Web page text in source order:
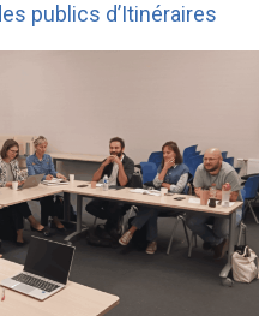
publics d’Itinéraires